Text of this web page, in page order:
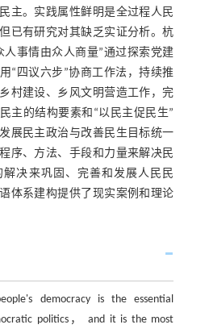
主。实践属性鲜明是全过程人民
已有研究对其缺乏实证分析。杭
人事情由众人商量”通过探索党建
“四议六步”协商工作法，持续推
村建设、乡风文明营造工作，完
主的结构要素和“以民主促民生”
展民主政治与改善民生目标统一
序、方法、手段和力量来解决民
决来巩固、完善和发展人民民
体系建构提供了现实案例和理论
democracy is the essential
politics， and it is the most